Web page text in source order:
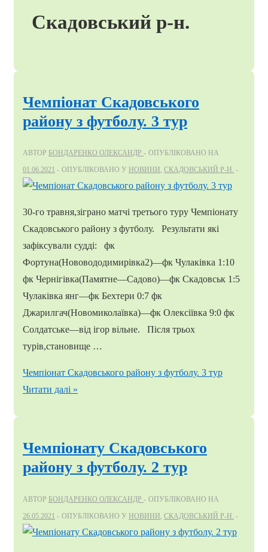
Скадовський р-н.
Чемпіонат Скадовського
району з футболу. 3 тур
АВТОР БОНДАРЕНКО ОЛЕКСАНДР
ОПУБЛІКОВАНО НА
01.06.2021
ОПУБЛІКОВАНО У НОВИНИ, СКАДОВСЬКИЙ Р-Н.
30-го травня,зіграно матчі третього туру Чемпіонату
Скадовського району з футболу. Результати які
зафіксували судді: фк
Фортуна(Нововододимирівка2)—фк Чулаківка 1:10
фк Чернігівка(Памятне—Садово)—фк Скадовськ 1:5
Чулаківка янг—фк Бехтери 0:7 фк
Джарилгач(Новомиколаївка)—фк Олексіївка 9:0 фк
Солдатське—від ігор вільне. Після трьох
турів,становище …
Чемпіонат Скадовського району з футболу. 3 тур
Читати далі »
Чемпіонату Скадовського
району з футболу. 2 тур
АВТОР БОНДАРЕНКО ОЛЕКСАНДР
ОПУБЛІКОВАНО НА
26.05.2021
ОПУБЛІКОВАНО У НОВИНИ СКАДОВСЬКИЙ Р-Н.